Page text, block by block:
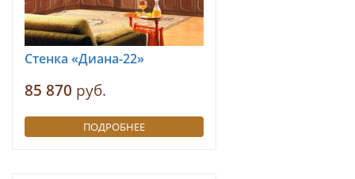
Стенка «Диана-22»
85 870 руб.
ПОДРОБНЕЕ